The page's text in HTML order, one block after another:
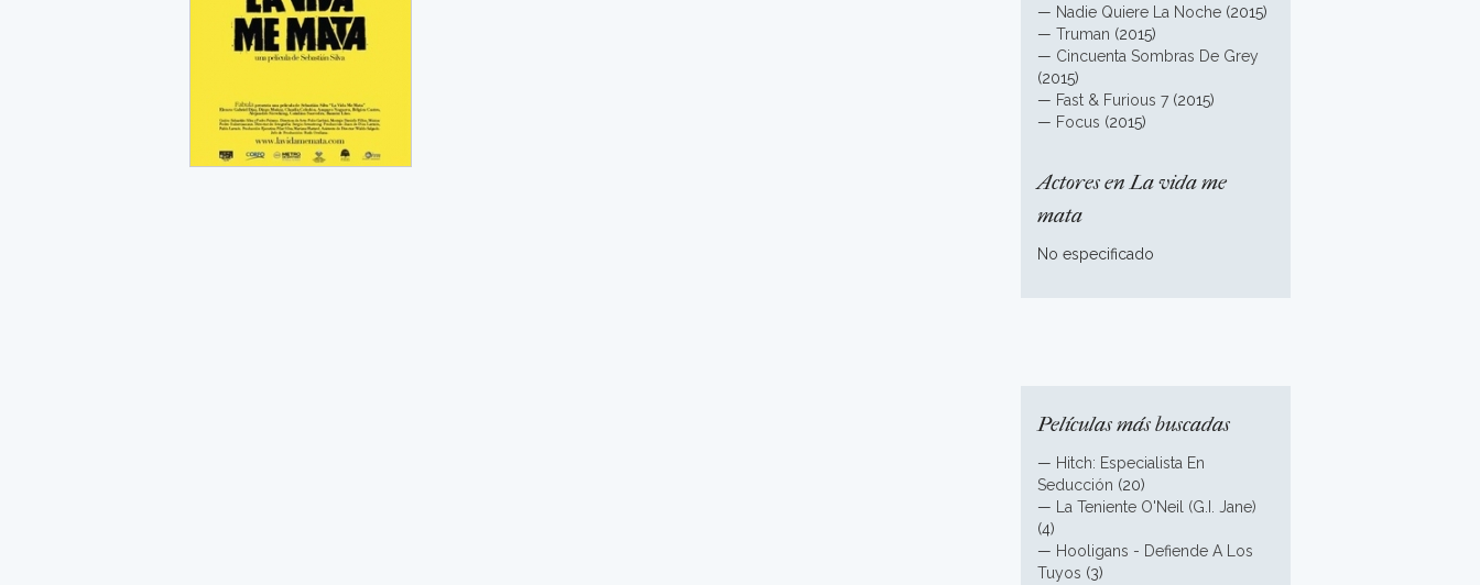
— Nadie Quiere La Noche (2015)
— Truman (2015)
— Cincuenta Sombras De Grey
(2015)
— Fast & Furious 7 (2015)
— Focus (2015)
Actores en La vida me
mata
No especificado
Películas más buscadas
— Hitch: Especialista En
Seducción (20)
—
La Teniente O'Neil (G.I. Jane)
(4)
— Hooligans - Defiende A Los
Tuyos (3)